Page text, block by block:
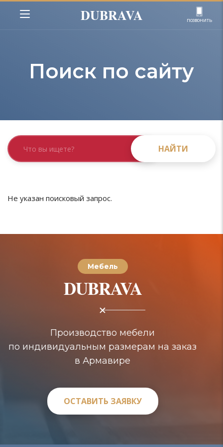
DUBRAVA позвонить
Поиск по сайту
НАЙТИ
НАЙТИ
Не указан поисковый запрос.
Мебель
DUBRAVA
Производство мебели
по индивидуальным размерам на заказ
в Армавире
ОСТАВИТЬ ЗАЯВКУ
ОСТАВИТЬ ЗАЯВКУ